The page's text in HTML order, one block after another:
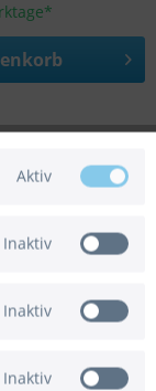
Gasfüllung
Aktiv
Inaktiv
Inaktiv
Inaktiv